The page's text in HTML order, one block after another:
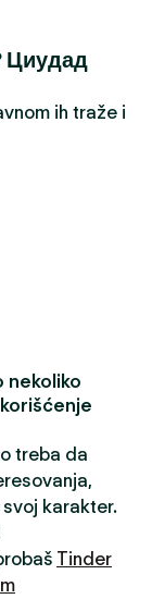
Циудад
ih traže i
nekoliko
treba da
karakter.
Tinder